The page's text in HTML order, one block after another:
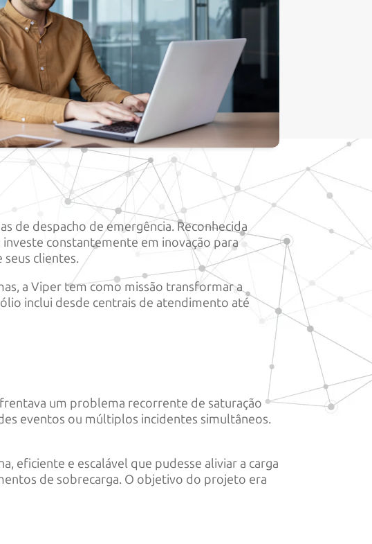
de despacho de emergência. Reconhecida
constantemente em inovação para
seus clientes.
a Viper tem como missão transformar a
inclui desde centrais de atendimento até
um problema recorrente de saturação
eventos ou múltiplos incidentes simultâneos.
eficiente e escalável que pudesse aliviar a carga
de sobrecarga. O objetivo do projeto era